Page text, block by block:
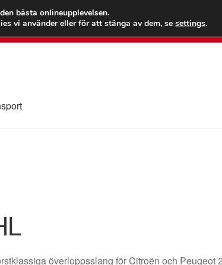
Ring
överloppsslang för Citroën och
bästa onlineupplevelsen.
vi använder eller för att stänga av dem, se settings.